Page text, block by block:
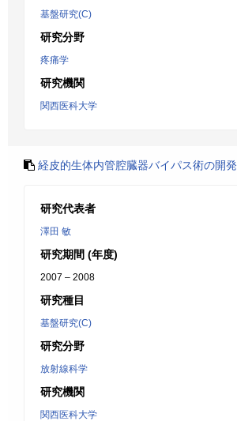
基盤研究(C)
研究分野
疼痛学
研究機関
関西医科大学
経皮的生体内管腔臓器バイパス術の開発
研究代表者
澤田 敏
研究期間 (年度)
2007 – 2008
研究種目
基盤研究(C)
研究分野
放射線科学
研究機関
関西医科大学